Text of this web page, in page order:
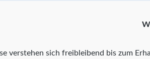
verstehen sich freibleibend bis zum